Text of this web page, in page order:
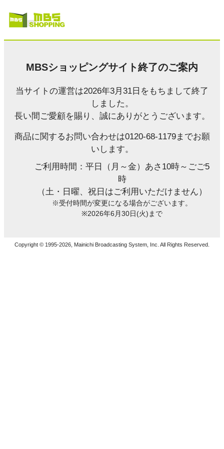
MBSショッピングサイト終了のご案内
当サイトの運営は2026年3月31日をもちまして終了
しました。
長い間ご愛顧を賜り、誠にありがとうございます。
商品に関するお問い合わせは0120-68-1179までお願
いします。
ご利用時間：平日（月～金）あさ10時～ごご5
時
（土・日曜、祝日はご利用いただけません）
※受付時間が変更になる場合がございます。
※2026年6月30日(火)まで
Copyright © 1995-2026, Mainichi Broadcasting System, Inc. All Rights Reserved.